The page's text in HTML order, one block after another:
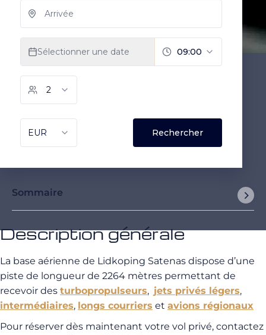
Sommaire
Description générale
La base aérienne de Lidkoping Satenas dispose d’une
piste de longueur de 2264 mètres permettant de
recevoir des turbopropulseurs, jets privés légers,
intermédiaires, longs courriers et avions régionaux
Pour réserver dès maintenant votre vol privé, contactez